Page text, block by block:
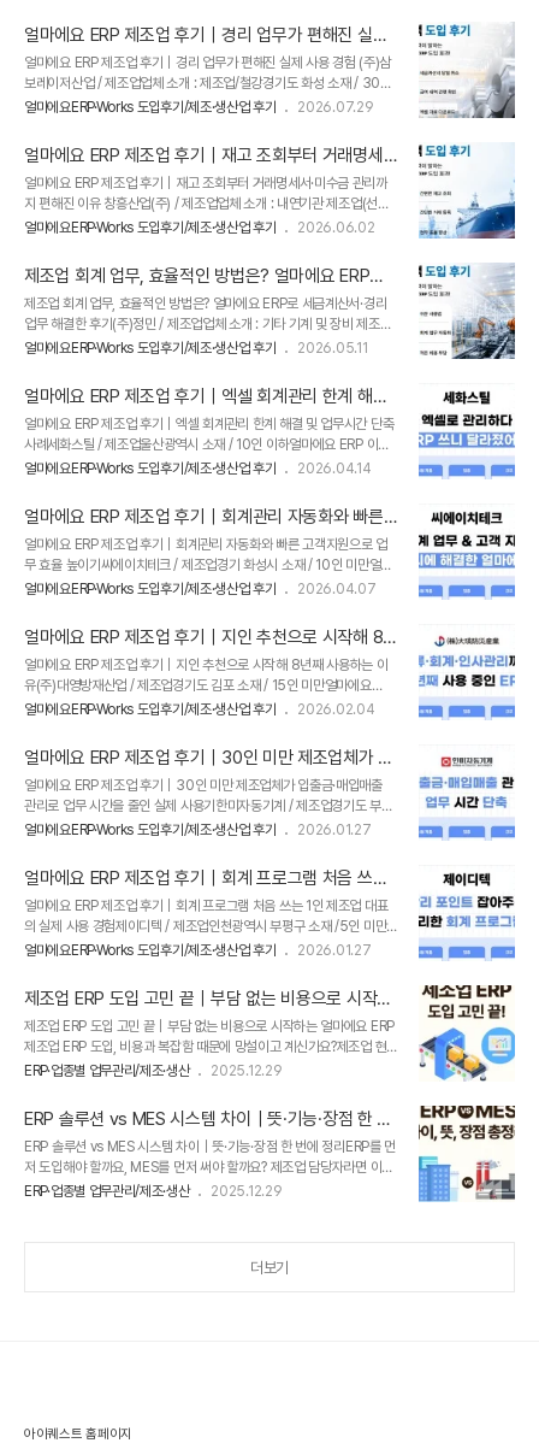
얼마에요 ERP 제조업 후기｜경리 업무가 편해진 실제
사용 경험
얼마에요 ERP 제조업 후기｜경리 업무가 편해진 실제 사용 경험 (주)삼
보레이저산업 / 제조업업체 소개 : 제조업/철강​경기도 화성 소재 / 30인
미만얼마에요 ERP 이전 사용 프로그램 : 타 회계 프로그램 3줄 요약철강
얼마에요 ERP를 도입했습니다.실제 사용 후 세금계산서 당일 취소, 급여
내역 확인, 엑셀 다운로드, 빠른 정보 검색 기능을 편리한 점으로 꼽았습
니다.기존 회계 프로그램보다 직관적이고 업무 처리 속도가 빨라, 제조업
경리 프로그램을 찾는 기업에 추천하고 싶다고 평가했습니다.지인 추천
으로 시작한 얼마에요 ERP(주)삼보레이저산업은 업력 11년 차의 제조업
얼마에요ERP·Works 도입후기/제조·생산업 후기 2026.07.29
얼마에요 ERP 제조업 후기｜재고 조회부터 거래명세
서·미수금 관리까지 편해진 이유
얼마에요 ERP 제조업 후기｜재고 조회부터 거래명세서·미수금 관리까
지 편해진 이유 창흥산업(주) / 제조업업체 소개 : 내연기관 제조업(선박
엔진 제조, 도소매)​경기 용인 소재 / 30인 미만얼마에요 ERP 이전 사용
프로그램을 사용해 본 경험은 없지만,얼마에요 ERP를 정말 편리하게 사
용하고 있다고 전해주셨습니다.​특히 고객이 전화로 재고 현황을 문의할
때,얼마에요 ERP에서 제품 재고를 한 번에 확인할 수 있어응대가 훨씬
수월해졌다고 하셨는데요.​재고 조회부터 거래 등록, 거래명세서 작성, 미
수금 관리까지실무에서 어떤 점이 편리했는지,​얼마에요 ERP를 사용 중
얼마에요ERP·Works 도입후기/제조·생산업 후기 2026.06.02
제조업 회계 업무, 효율적인 방법은? 얼마에요 ERP로
세금계산서·경리 업무 해결한 후기
제조업 회계 업무, 효율적인 방법은? 얼마에요 ERP로 세금계산서·경리
업무 해결한 후기(주)정민 / 제조업업체 소개 : 기타 기계 및 장비 제조업
인천광역시 소재 / 35인 미만얼마에요 ERP 이전 사용 프로그램 : - 중
업관리까지 다양한 업무를 동시에 처리해야 하는 경우가 많습니다.​이번
고객사 역시 전반적인 업무를 보다 체계적으로 관리할 수 있는 ERP 프로
그램을 찾던 중, 얼마에요 ERP를 알게 되어 도입하게 되었다고 합니다.​
직접 사용해보니 사용자 편의를 고려한 다양한 기능 덕분에 직원분들도
어렵지 않게 적응할 수 있었고, 합리적인 비용까지 더해져 높은 만족감을
얼마에요ERP·Works 도입후기/제조·생산업 후기 2026.05.11
얼마에요 ERP 제조업 후기｜엑셀 회계관리 한계 해결
및 업무시간 단축 사례
얼마에요 ERP 제조업 후기｜엑셀 회계관리 한계 해결 및 업무시간 단축
사례세화스틸 / 제조업울산광역시 소재 / 10인 이하얼마에요 ERP 이전
사용 프로그램 : -얼마에요 ERP 도입 전 세화스틸에서는 주요 관리 업무
래 걸리고 자료가 누락되는 경우가 있었다고 합니다.​얼마에요 ERP 도입
후에는 관리 업무가 한층 편해져소규모 사업장에 추천한다고 하셨는데
요.​얼마에요 ERP를 사용 중인 고객의 생생한 후기를지금 바로 들려드리
겠습니다. 엑셀로 매입·매출·출고를 나눠 관리하다 보니 점점 한계를 느
끼게 되었습니다 세화스틸은 구조용 금속 판제품 및 공작물 제조 기업으
었..
얼마에요ERP·Works 도입후기/제조·생산업 후기 2026.04.14
얼마에요 ERP 제조업 후기｜회계관리 자동화와 빠른
고객지원으로 업무 효율 높이기
얼마에요 ERP 제조업 후기｜회계관리 자동화와 빠른 고객지원으로 업
무 효율 높이기씨에이치테크 / 제조업경기 화성시 소재 / 10인 미만얼마
에요 ERP 이전 사용 프로그램 : -씨에이치테크의 담당자님께서 얼마에
쉽게 적용할 수 있는 프로그램을 찾던 중, 그때 들었던 광고가 떠올라 주
변에 소개하게 되었고,현재는 본인의 업무에도 직접 적용해 사용하고 계
십니다.​특히 온라인 문의와 도움말 등 고객 지원 서비스가 잘 되어 있어
만족도가 높다고 합니다.​얼마에요 ERP를 사용 중인 고객의 생생한 후기
를지금 바로 들려드리겠습니다!​​​ 얼마에요 ERP, 라디오 광고 통해 알게
다..
얼마에요ERP·Works 도입후기/제조·생산업 후기 2026.04.07
얼마에요 ERP 제조업 후기｜지인 추천으로 시작해 8
년째 사용하는 이유
얼마에요 ERP 제조업 후기｜지인 추천으로 시작해 8년째 사용하는 이
유(주)대영방재산업 / 제조업경기도 김포 소재 / 15인 미만얼마에요
ERP 이전 사용 프로그램 : -(주)대영방재산업은 8년차의 업력을 가진
고 하는데요.​도입 초기에는 매입·매출 위주로 사용하였고,회사 규모가 커
진 지금은 회계, 인사, 영업, 물류관리 기능을잘 사용하신다고 말씀해 주
셨습니다.​얼마에요 ERP를 사용 중인 고객의 생생한 후기를지금 바로 들
려드리겠습니다!​ 제조업 ERP, 보통 이렇게 도입을 고민하게 됩니다주)대
영방재산업은 18년 7월에 개업한 제조업으로, 얼마에요 ERP는 지인의
·..
얼마에요ERP·Works 도입후기/제조·생산업 후기 2026.02.04
얼마에요 ERP 제조업 후기｜30인 미만 제조업체가 입
출금·매입매출 관리로 업무 시간을 줄인 실제 사용기
얼마에요 ERP 제조업 후기｜30인 미만 제조업체가 입출금·매입매출
관리로 업무 시간을 줄인 실제 사용기한미자동기계 / 제조업경기도 부천
시 소재 /30인 미만얼마에요 ERP 이전 사용 프로그램 : -한미자동기계
자동기계 입사 후 처음 사용해 보셨다고 합니다. 도입 초기에는 다소 낯
설게 느껴졌지만,현재는 입출금·매입매출 등 사무 업무를 빠르게 처리할
수 있어 업무 효율이 크게 개선되었다고 전해주셨습니다. 이번 글에서는
30인 미만 제조업체 ‘한미자동기계’에서 실제로 사용 중인 얼마에요
ERP 후기를 통해실무 담당자가 체감한 변화와 업무 효율 개선 포인트를
ERP의 핵심 장..
얼마에요ERP·Works 도입후기/제조·생산업 후기 2026.01.27
얼마에요 ERP 제조업 후기｜회계 프로그램 처음 쓰는
1인 제조업 대표의 실제 사용 경험
얼마에요 ERP 제조업 후기｜회계 프로그램 처음 쓰는 1인 제조업 대표
의 실제 사용 경험제이디텍 / 제조업인천광역시 부평구 소재 /5인 미만
얼마에요 ERP 이전 사용 프로그램 : -제조업에 종사하다 보면 현장 업무
제로 회계 프로그램이 처음이었던 1인 제조업 기업에서도얼마에요 ERP
도입 후 사무 업무 부담이 크게 줄었다고 이야기해 주셨습니다. 이번 글
에서는제조업 1인 기업 대표가 직접 사용해 본 ‘얼마에요 ERP’ 실제 후기
를 통해사무 업무가 어떻게 달라졌는지 구체적으로 전해드리겠습니다.
사무 인력 없는 1인 제조업 기업, 데이터 관리가 가장 큰 고민이었습니다
단..
얼마에요ERP·Works 도입후기/제조·생산업 후기 2026.01.27
제조업 ERP 도입 고민 끝｜부담 없는 비용으로 시작하
는 얼마에요 ERP
제조업 ERP 도입 고민 끝｜부담 없는 비용으로 시작하는 얼마에요 ERP
제조업 ERP 도입, 비용과 복잡함 때문에 망설이고 계신가요?​제조업 현
장에서는 매입·매출 관리, 재고 흐름, 생산 실적, 인건비와 회계 처리까지
면✔ 높은 초기 구축 비용✔ 복잡한 설정과 교육 부담✔ 기존 업무 방식
과의 단절이런 이유로 도입을 미루는 경우가 많은데요.​이 때문에 ERP 도
입이 차일피일 미뤄져 고민만 쌓이는 경우도 적지 않습니다.엑셀 관리의
한계를 느끼면서도,막상 ERP를 도입하려니 비용과 복잡함이 다시 발목
을 잡는 상황이 반복되는 것이죠.​그래서 이번 글에서는 제조업 업무 프로
ERP·업종별 업무관리/제조·생산 2025.12.29
ERP 솔루션 vs MES 시스템 차이｜뜻·기능·장점 한 번
에 정리
ERP 솔루션 vs MES 시스템 차이｜뜻·기능·장점 한 번에 정리ERP를 먼
저 도입해야 할까요, MES를 먼저 써야 할까요? 제조업 담당자라면 이런
고민, 해보셨을텐데요. ​처음에는 생산관리 효율을 높이고 싶어서 알아보
원들의 원망을 사는 일도 생깁니다. ​이번 글에서는 ERP와 MES의 뜻과
ERP·업종별 업무관리/제조·생산 2025.12.29
더보기
아이퀘스트 홈페이지